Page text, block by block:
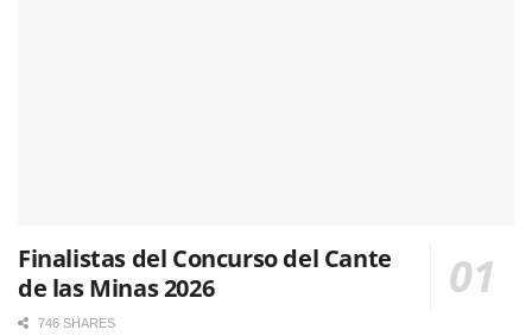
Finalistas del Concurso del Cante
de las Minas 2026
746 SHARES